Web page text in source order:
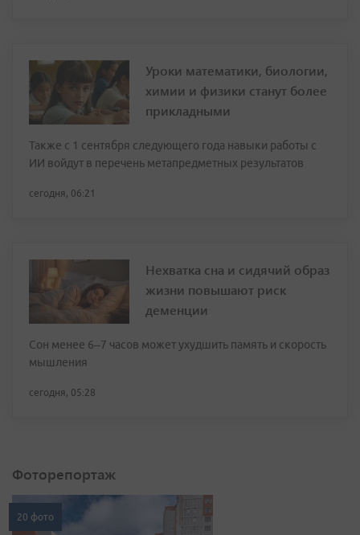
Уроки математики, биологии,
химии и физики станут более
прикладными
Также с 1 сентября следующего года навыки работы с
ИИ войдут в перечень метапредметных результатов
сегодня, 06:21
Нехватка сна и сидячий образ
жизни повышают риск
деменции
Сон менее 6–7 часов может ухудшить память и скорость
мышления
сегодня, 05:28
Фоторепортаж
20 фото